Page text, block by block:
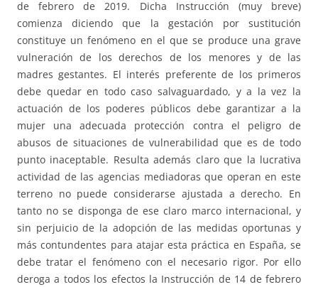
de febrero de 2019. Dicha Instrucción (muy breve)
comienza diciendo que la gestación por sustitución
constituye un fenómeno en el que se produce una grave
vulneración de los derechos de los menores y de las
madres gestantes. El interés preferente de los primeros
debe quedar en todo caso salvaguardado, y a la vez la
actuación de los poderes públicos debe garantizar a la
mujer una adecuada protección contra el peligro de
abusos de situaciones de vulnerabilidad que es de todo
punto inaceptable. Resulta además claro que la lucrativa
actividad de las agencias mediadoras que operan en este
terreno no puede considerarse ajustada a derecho. En
tanto no se disponga de ese claro marco internacional, y
sin perjuicio de la adopción de las medidas oportunas y
más contundentes para atajar esta práctica en España, se
debe tratar el fenómeno con el necesario rigor. Por ello
deroga a todos los efectos la Instrucción de 14 de febrero